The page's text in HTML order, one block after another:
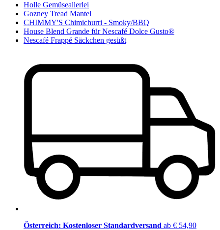
Holle Gemüseallerlei
Gozney Tread Mantel
CHIMMY'S Chimichurri - Smoky/BBQ
House Blend Grande für Nescafé Dolce Gusto®
Nescafé Frappé Säckchen gesüßt
Österreich: Kostenloser Standardversand ab € 54,90